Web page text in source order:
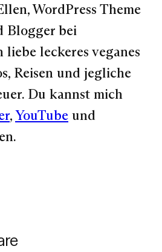
WordPress Theme
Blogger bei
liebe leckeres veganes
Reisen und jegliche
Du kannst mich
,YouTube und